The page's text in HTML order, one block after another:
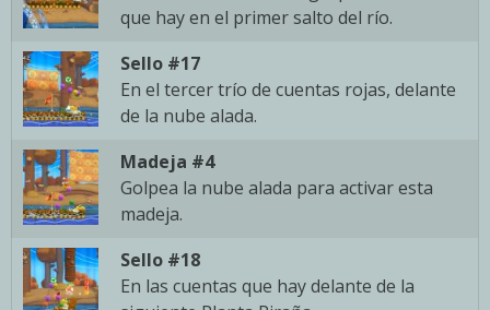
que hay en el primer salto del río.
Sello #17
En el tercer trío de cuentas rojas, delante
de la nube alada.
Madeja #4
Golpea la nube alada para activar esta
madeja.
Sello #18
En las cuentas que hay delante de la